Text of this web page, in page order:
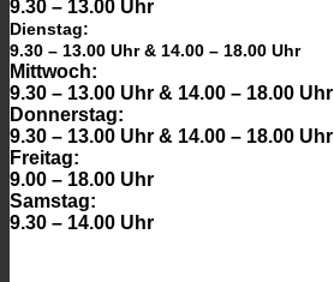
9.30 – 13.00 Uhr
Dienstag:
9.30 – 13.00 Uhr & 14.00 – 18.00 Uhr
Mittwoch:
9.30 – 13.00 Uhr & 14.00 – 18.00 Uhr
Donnerstag:
9.30 – 13.00 Uhr & 14.00 – 18.00 Uhr
Freitag:
9.00 – 18.00 Uhr
Samstag:
9.30 – 14.00 Uhr